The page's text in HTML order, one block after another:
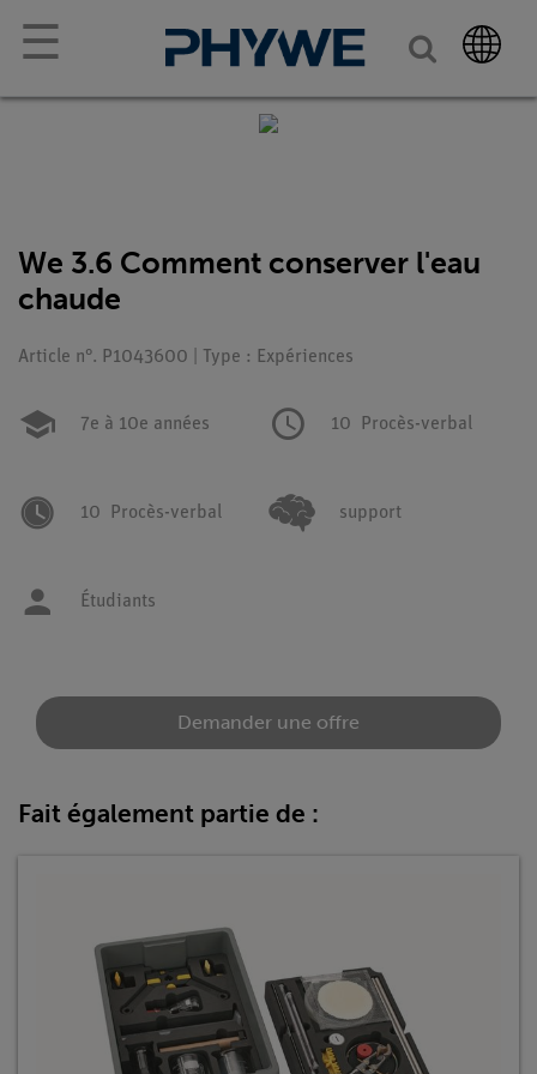
☰
We 3.6 Comment conserver l'eau
chaude
Article n°. P1043600 | Type : Expériences
7e à 10e années 10 Procès-verbal
10 Procès-verbal support
Étudiants
Demander une offre
Fait également partie de :